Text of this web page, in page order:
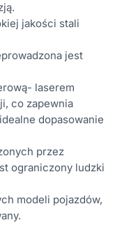
jakości stali
jest
laserem
co zapewnia
dopasowanie
przez
ograniczony ludzki
modeli pojazdów,